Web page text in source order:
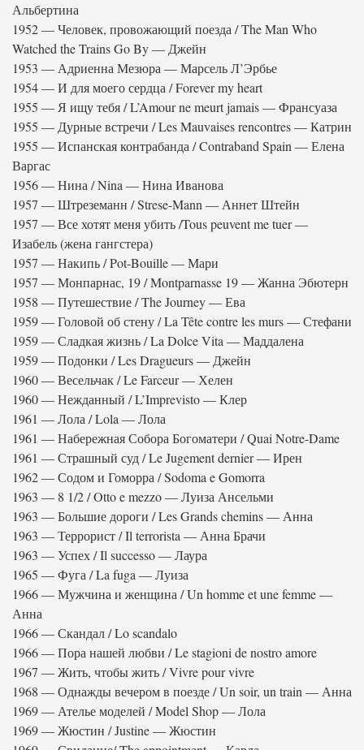
Альбертина
1952 — Человек, провожающий поезда / The Man Who
Watched the Trains Go By — Джейн
1953 — Адриенна Мезюра — Марсель Л’Эрбье
1954 — И для моего сердца / Forever my heart
1955 — Я ищу тебя / L’Amour ne meurt jamais — Франсуаза
1955 — Дурные встречи / Les Mauvaises rencontres — Катрин
1955 — Испанская контрабанда / Contraband Spain — Елена
Варгас
1956 — Нина / Nina — Нина Иванова
1957 — Штреземанн / Strese-Mann — Аннет Штейн
1957 — Все хотят меня убить /Tous peuvent me tuer —
Изабель (жена гангстера)
1957 — Накипь / Pot-Bouille — Мари
1957 — Монпарнас, 19 / Montparnasse 19 — Жанна Эбютерн
1958 — Путешествие / The Journey — Ева
1959 — Головой об стену / La Tête contre les murs — Стефани
1959 — Сладкая жизнь / La Dolce Vita — Маддалена
1959 — Подонки / Les Dragueurs — Джейн
1960 — Весельчак / Le Farceur — Хелен
1960 — Нежданный / L’Imprevisto — Клер
1961 — Лола / Lola — Лола
1961 — Набережная Собора Богоматери / Quai Notre-Dame
1961 — Страшный суд / Le Jugement dernier — Ирен
1962 — Содом и Гоморра / Sodoma e Gomorra
1963 — 8 1/2 / Otto e mezzo — Луиза Ансельми
1963 — Большие дороги / Les Grands chemins — Анна
1963 — Террорист / Il terrorista — Анна Брачи
1963 — Успех / Il successo — Лаура
1965 — Фуга / La fuga — Луиза
1966 — Мужчина и женщина / Un homme et une femme —
Анна
1966 — Скандал / Lo scandalo
1966 — Пора нашей любви / Le stagioni de nostro amore
1967 — Жить, чтобы жить / Vivre pour vivre
1968 — Однажды вечером в поезде / Un soir, un train — Анна
1969 — Ателье моделей / Model Shop — Лола
1969 — Жюстин / Justine — Жюстин